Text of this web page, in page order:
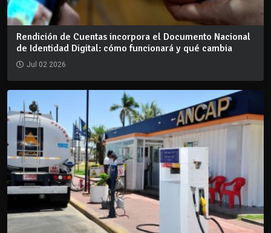
Rendición de Cuentas incorpora el Documento Nacional
de Identidad Digital: cómo funcionará y qué cambia
Jul 02 2026